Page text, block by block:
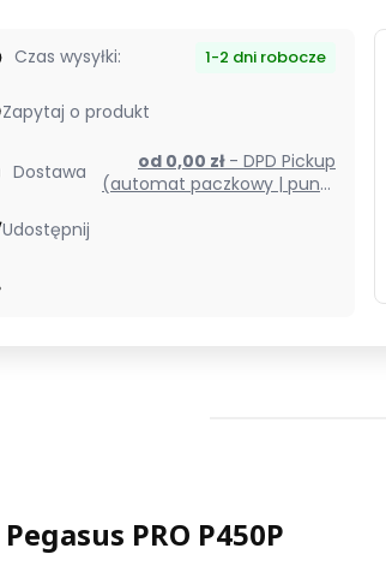
Czas wysyłki: 1-2 dni robocze
Zapytaj o produkt
Dostawa od 0,00 zł - DPD Pickup
(automat paczkowy | punkt
Udostępnij
PRO P450P